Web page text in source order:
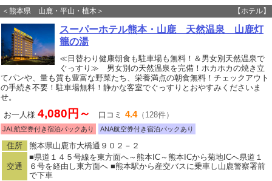
＜熊本県 山鹿・平山・植木＞ 【ホテル】
スーパーホテル熊本・山鹿 天然温泉 山鹿灯
籠の湯
≪日替わり健康朝食も駐車場も無料！＆男女別天然温泉で
ぐっすり≫ 男女別の天然温泉を完備！ホカホカの焼き立
てパンや、量も質も豊富な野菜たち、栄養満点の朝食無料！チェックアウト
の手続き不要！駐車場無料！静かな客室でぐっすりとおやすみくださいま
せ。
お一人様 4,080円～ 口コミ 4.4（128件）
JAL航空券付き宿泊パックあり ANA航空券付き宿泊パックあり
住所 熊本県山鹿市大橋通９０２－２
交通
■県道１４５号線を東方面へ～熊本IC～熊本ICから菊地ICへ県道１
６号を経由し東方面へ ■熊本駅から産交バスに乗車し山鹿警察署前
で下車